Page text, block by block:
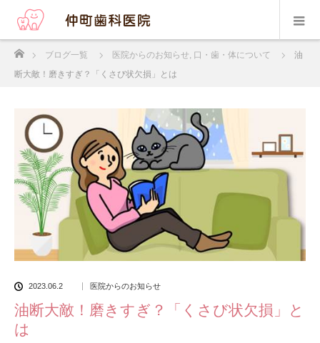
ブログ一覧 医院からのお知らせ, 口・歯・体について
油
断大敵！磨きすぎ？「くさび状欠損」とは
2023.06.2 医院からのお知らせ
油断大敵！磨きすぎ？「くさび状欠損」と
は